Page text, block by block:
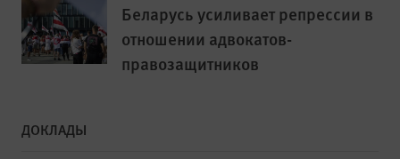
Беларусь усиливает репрессии в
отношении адвокатов-
правозащитников
ДОКЛАДЫ